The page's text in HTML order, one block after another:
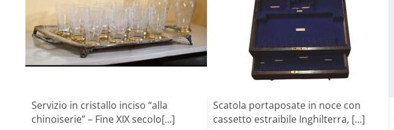
Servizio in cristallo inciso “alla
chinoiserie” – Fine XIX secolo[...]
Scatola portaposate in noce con
cassetto estraibile Inghilterra, [...]